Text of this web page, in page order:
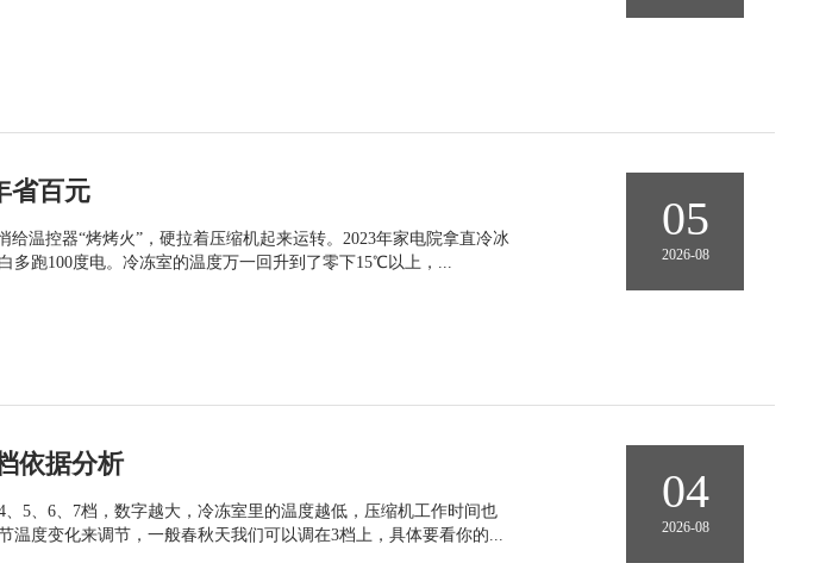
省百元
给温控器“烤烤火”，硬拉着压缩机起来运转。2023年家电院拿直冷冰
多跑100度电。冷冻室的温度万一回升到了零下15℃以上，...
05
2026-08
依据分析
5、6、7档，数字越大，冷冻室里的温度越低，压缩机工作时间也
温度变化来调节，一般春秋天我们可以调在3档上，具体要看你的...
04
2026-08